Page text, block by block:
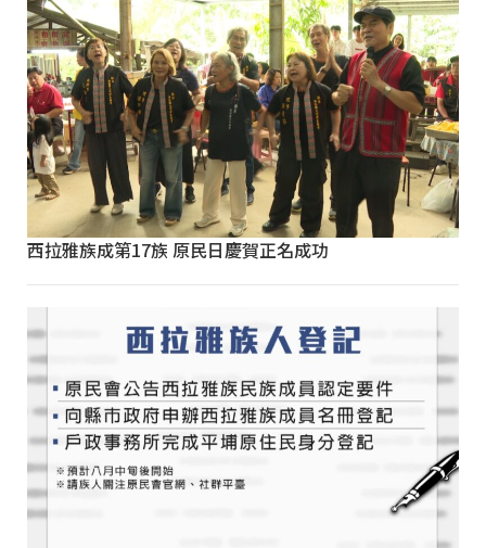
西拉雅族成第17族 原民日慶賀正名成功